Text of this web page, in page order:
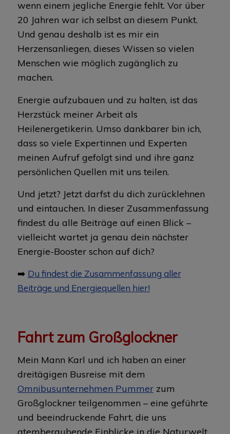
wenn einem jegliche Energie fehlt. Vor über
20 Jahren war ich selbst an diesem Punkt.
Und genau deshalb ist es mir ein
Herzensanliegen, dieses Wissen so vielen
Menschen wie möglich zugänglich zu
machen.
Energie aufzubauen und zu halten, ist das
Herzstück meiner Arbeit als
Heilenergetikerin. Umso dankbarer bin ich,
dass so viele Expertinnen und Experten
meinen Aufruf gefolgt sind und ihre ganz
persönlichen Quellen mit uns teilen.
Und jetzt? Jetzt darfst du dich zurücklehnen
und eintauchen. In dieser Zusammenfassung
findest du alle Beiträge auf einen Blick –
vielleicht wartet ja genau dein nächster
Energie-Booster schon auf dich?
➡️ Du findest die Zusammenfassung aller
Beiträge und Energiequellen hier!
Fahrt zum Großglockner
Mein Mann Karl und ich haben an einer
dreitägigen Busreise mit dem
Omnibusunternehmen Pummerzum
Großglockner teilgenommen – eine geführte
und beeindruckende Fahrt, die uns